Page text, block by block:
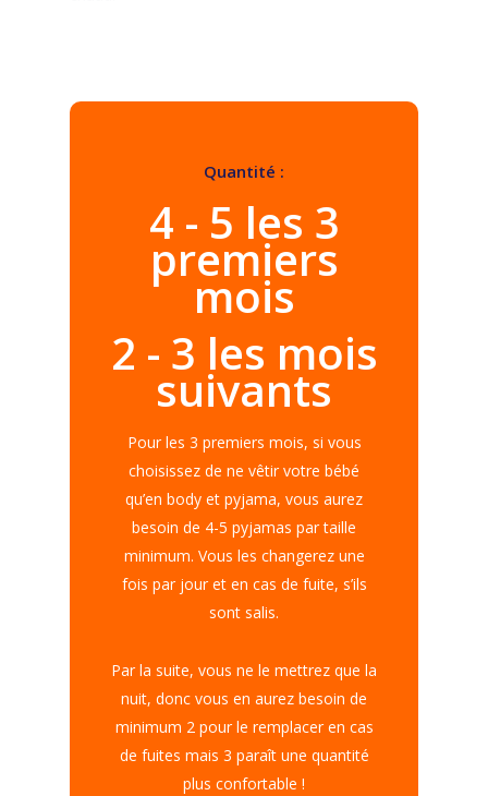
Quantité :
4 - 5 les 3
premiers
mois
2 - 3 les mois
suivants
Pour les 3 premiers mois, si vous
choisissez de ne vêtir votre bébé
qu’en body et pyjama, vous aurez
besoin de 4-5 pyjamas par taille
minimum. Vous les changerez une
fois par jour et en cas de fuite, s’ils
sont salis.
Par la suite, vous ne le mettrez que la
nuit, donc vous en aurez besoin de
minimum 2 pour le remplacer en cas
de fuites mais 3 paraît une quantité
plus confortable !